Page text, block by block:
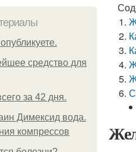
средство для
за 42 дня.
Димексид вода.
компрессов